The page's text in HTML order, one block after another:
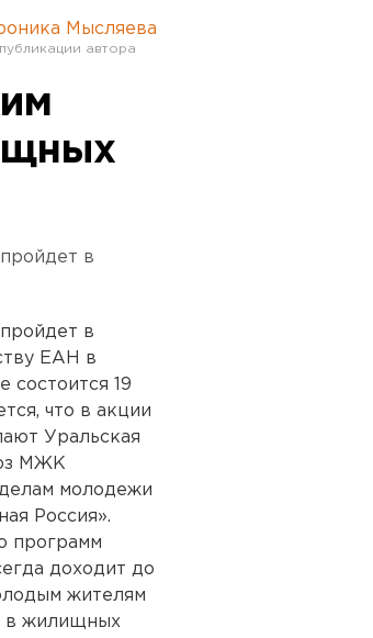
Мысляева
в
в
ЕАН в
состоится 19
что в акции
Уральская
МЖК
молодежи
Россия».
программ
доходит до
жителям
в жилищных